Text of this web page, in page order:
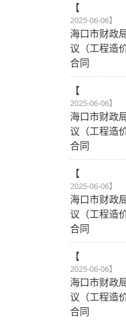
【
2025-06-06】
海口市财政
议（工程造
合同
【
2025-06-06】
海口市财政
议（工程造
合同
【
2025-06-06】
海口市财政
议（工程造
合同
【
2025-06-06】
海口市财政
议（工程造
合同